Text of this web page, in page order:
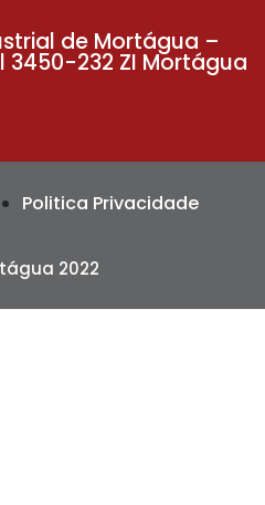
de Mortágua –
3450-232 ZI Mortágua
2022
Politica Privacidade